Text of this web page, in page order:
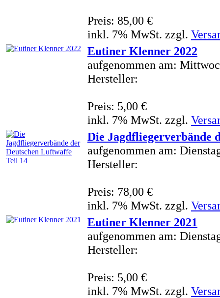
Preis: 85,00 €
inkl. 7% MwSt. zzgl.
Eutiner Klenner 2022
aufgenommen am:
Hersteller:
Preis: 5,00 €
inkl. 7% MwSt. zzgl.
Die Jagdfliegerverbände
aufgenommen am:
Hersteller:
Preis: 78,00 €
inkl. 7% MwSt. zzgl.
Eutiner Klenner 2021
aufgenommen am:
Hersteller:
Preis: 5,00 €
inkl. 7% MwSt. zzgl.